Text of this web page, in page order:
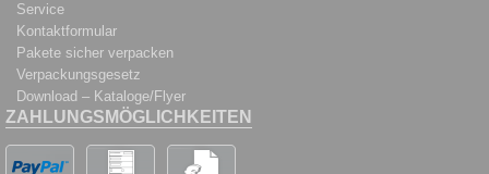
Service
Kontaktformular
Pakete sicher verpacken
Verpackungsgesetz
Download – Kataloge/Flyer
ZAHLUNGSMÖGLICHKEITEN